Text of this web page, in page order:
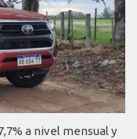
a nivel mensual y